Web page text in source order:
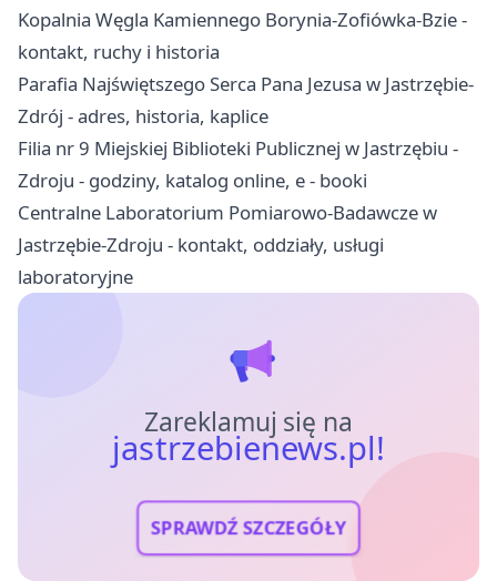
Kopalnia Węgla Kamiennego Borynia-Zofiówka-Bzie -
kontakt, ruchy i historia
Parafia Najświętszego Serca Pana Jezusa w Jastrzębie-
Zdrój - adres, historia, kaplice
Filia nr 9 Miejskiej Biblioteki Publicznej w Jastrzębiu -
Zdroju - godziny, katalog online, e - booki
Centralne Laboratorium Pomiarowo-Badawcze w
Jastrzębie-Zdroju - kontakt, oddziały, usługi
laboratoryjne
Zareklamuj się na
jastrzebienews.pl!
SPRAWDŹ SZCZEGÓŁY